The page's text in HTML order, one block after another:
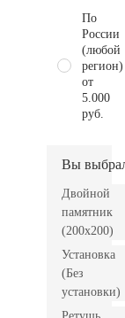
По
России
(любой
регион)
от
5.000
руб.
Вы
Двойной
памятник
(200х200)
Установка
(Без
установки)